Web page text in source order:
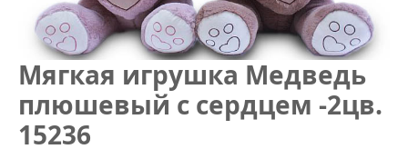
Mягкая игрушка Медведь
плюшевый с сердцем -2цв.
15236